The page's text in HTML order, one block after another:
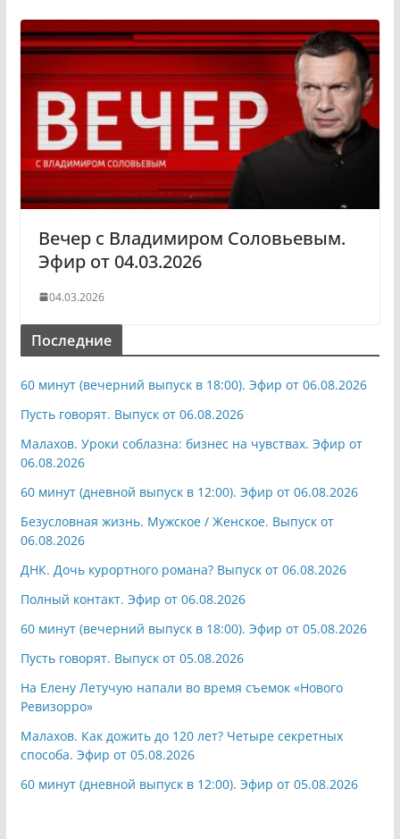
Вечер с Владимиром Соловьевым.
Эфир от 04.03.2026
04.03.2026
Последние
60 минут (вечерний выпуск в 18:00). Эфир от 06.08.2026
Пусть говорят. Выпуск от 06.08.2026
Малахов. Уроки соблазна: бизнес на чувствах. Эфир от
06.08.2026
60 минут (дневной выпуск в 12:00). Эфир от 06.08.2026
Безусловная жизнь. Мужское / Женское. Выпуск от
06.08.2026
ДНК. Дочь курортного романа? Выпуск от 06.08.2026
Полный контакт. Эфир от 06.08.2026
60 минут (вечерний выпуск в 18:00). Эфир от 05.08.2026
Пусть говорят. Выпуск от 05.08.2026
На Елену Летучую напали во время съемок «Нового
Ревизорро»
Малахов. Как дожить до 120 лет? Четыре секретных
способа. Эфир от 05.08.2026
60 минут (дневной выпуск в 12:00). Эфир от 05.08.2026